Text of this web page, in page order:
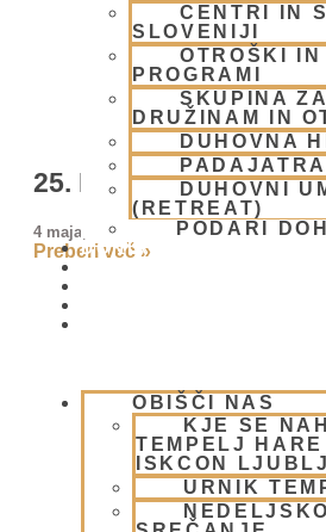
CENTRI IN
SLOVENIJI
OTROŠKI IN
PROGRAMI
SKUPINA
DRUŽINAM IN
DUHOVNA
PADAJATRA
DUHOVNI
(RETREAT)
PODARI
DONIRAJ
OBIŠČI NAS
KJE SE
TEMPELJ
ISKCON
URNIK
NEDELJSKO
25. Ekokaravana –
4 maja, 2026
Preberi več »